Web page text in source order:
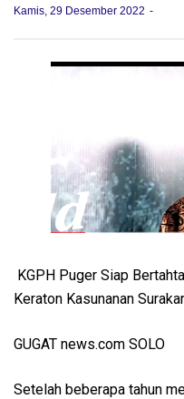
Kamis, 29 Desember 2022
KGPH Puger Siap
Keraton Kasunanan
GUGAT news.com SOLO
Setelah beberapa tahun